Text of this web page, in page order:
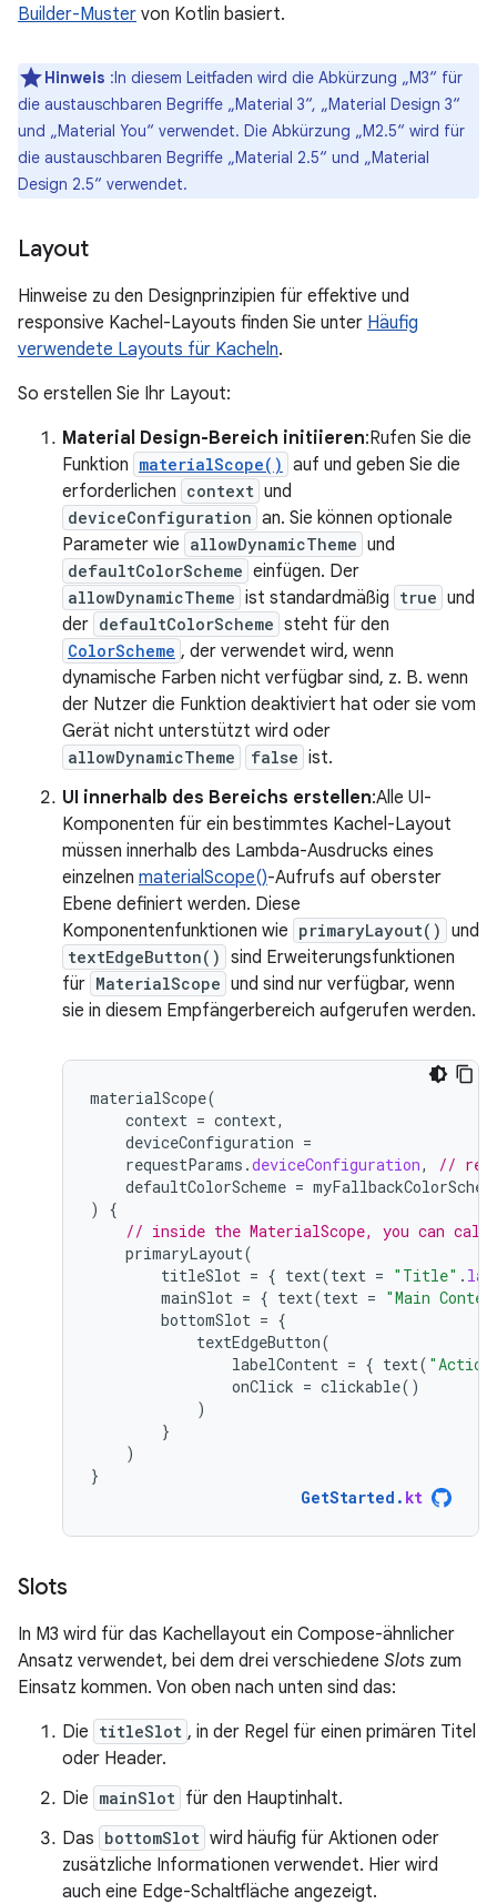
Builder-Muster von Kotlin basiert.
Hinweis :In diesem Leitfaden wird die Abkürzung „M3“ für
die austauschbaren Begriffe „Material 3“, „Material Design 3“
und „Material You“ verwendet. Die Abkürzung „M2.5“ wird für
die austauschbaren Begriffe „Material 2.5“ und „Material
Design 2.5“ verwendet.
Layout
Hinweise zu den Designprinzipien für effektive und
responsive Kachel-Layouts finden Sie unter Häufig
verwendete Layouts für Kacheln.
So erstellen Sie Ihr Layout:
Material Design-Bereich initiieren:Rufen Sie die
Funktion materialScope() auf und geben Sie die
erforderlichen context und
deviceConfiguration an. Sie können optionale
Parameter wie allowDynamicTheme und
defaultColorScheme einfügen. Der
allowDynamicTheme ist standardmäßig true und
der defaultColorScheme steht für den
ColorScheme , der verwendet wird, wenn
dynamische Farben nicht verfügbar sind, z. B. wenn
der Nutzer die Funktion deaktiviert hat oder sie vom
Gerät nicht unterstützt wird oder
allowDynamicTheme false ist.
UI innerhalb des Bereichs erstellen:Alle UI-
Komponenten für ein bestimmtes Kachel-Layout
müssen innerhalb des Lambda-Ausdrucks eines
einzelnen materialScope()-Aufrufs auf oberster
Ebene definiert werden. Diese
Komponentenfunktionen wie primaryLayout() und
textEdgeButton() sind Erweiterungsfunktionen
für MaterialScope und sind nur verfügbar, wenn
sie in diesem Empfängerbereich aufgerufen werden.
materialScope(
context = context,
deviceConfiguration =
requestParams .deviceConfiguration,
//
defaultColorScheme =
)
{
// inside the MaterialScope, you can
primaryLayout(
titleSlot = { text(text = "Title" .
mainSlot = { text(text = "Main
bottomSlot = {
textEdgeButton(
labelContent = { text(
onClick = clickable()
)
}
)
}
GetStarted . kt
Slots
In M3 wird für das Kachellayout ein Compose-ähnlicher
Ansatz verwendet, bei dem drei verschiedene Slots zum
Einsatz kommen. Von oben nach unten sind das:
Die titleSlot , in der Regel für einen primären Titel
oder Header.
Die mainSlot für den Hauptinhalt.
Das bottomSlot wird häufig für Aktionen oder
zusätzliche Informationen verwendet. Hier wird
auch eine Edge-Schaltfläche angezeigt.